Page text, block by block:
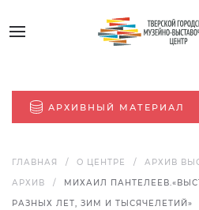
АРХИВНЫЙ МАТЕРИАЛ
ГЛАВНАЯ О ЦЕНТРЕ АРХИВ
АРХИВ
МИХАИЛ
РАЗНЫХ ЛЕТ, ЗИМ И ТЫСЯЧЕЛЕТИЙ»